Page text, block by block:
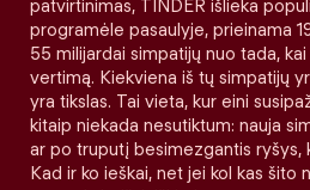
patvirtinimas, TINDER išlieka
programėle pasaulyje, prieinama
55 milijardai simpatijų nuo tada,
vertimą. Kiekviena iš tų simpatijų
yra tikslas. Tai vieta, kur eini
kitaip niekada nesutiktum: nauja
ar po truputį besimezgantis ryšys,
Kad ir ko ieškai, net jei kol kas šito